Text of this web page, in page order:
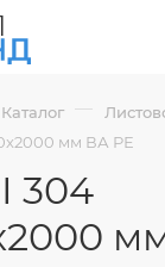
Каталог —
мм ВА РЕ
304